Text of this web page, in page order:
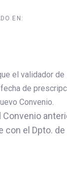
EN:
el validador de
de
Convenio.
el Dpto.